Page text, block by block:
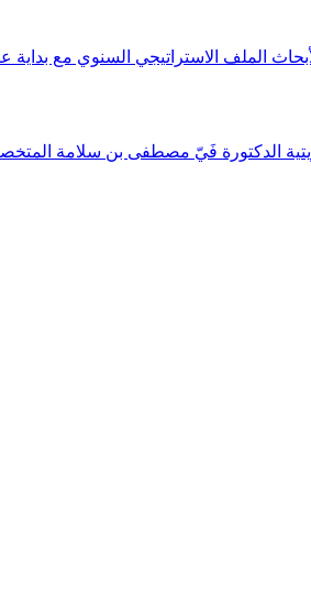
2026م، باللغتين العربية والانجليزية وتضمن دراسات تحليلية ورؤى معمقة، وقراءات دقيقة ورصدًا واستشرافًا وافيًا
الدكتورة فَيّ مصطفى بن سلامة